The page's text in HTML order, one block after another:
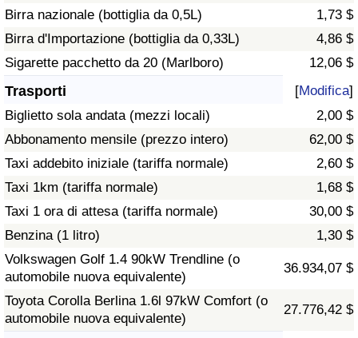
Birra nazionale (bottiglia da 0,5L)
1,73 $
Birra d'Importazione (bottiglia da 0,33L)
4,86 $
Sigarette pacchetto da 20 (Marlboro)
12,06 $
Trasporti [Modifica]
Biglietto sola andata (mezzi locali)
2,00 $
Abbonamento mensile (prezzo intero)
62,00 $
Taxi addebito iniziale (tariffa normale)
2,60 $
Taxi 1km (tariffa normale)
1,68 $
Taxi 1 ora di attesa (tariffa normale)
30,00 $
Benzina (1 litro)
1,30 $
Volkswagen Golf 1.4 90kW Trendline (o
automobile nuova equivalente)
36.934,07 $
Toyota Corolla Berlina 1.6l 97kW Comfort (o
automobile nuova equivalente)
27.776,42 $
Indice del Traffico
Indice del traffico (Corrente)
Indice del traffico per Nazione